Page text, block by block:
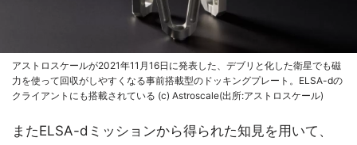
アストロスケールが2021年11月16日に発表した、デブリと化した衛星でも磁
力を使って回収がしやすくなる事前搭載型のドッキングプレート。ELSA-dの
クライアントにも搭載されている (c) Astroscale(出所:アストロスケール)
またELSA-dミッションから得られた知見を用いて、